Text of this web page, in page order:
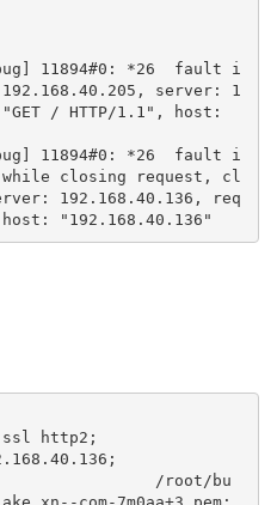
11894#0: *26  fault i
server: 1
/ HTTP/1.1", host:
11894#0: *26  fault i
closing request, cl
192.168.40.136, req